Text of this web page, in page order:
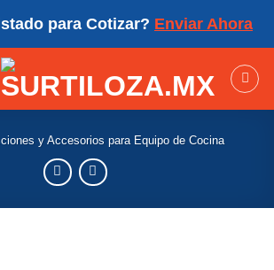
para Cotizar? Enviar Ahora
y Accesorios para Equipo de Cocina